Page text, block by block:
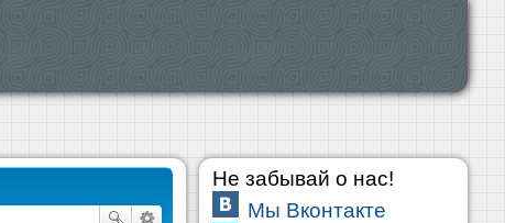
Не забывай о нас!
Мы Вконтакте